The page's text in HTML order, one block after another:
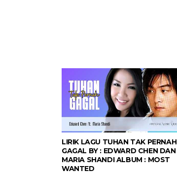
LIRIK LAGU TUHAN TAK PERNAH
GAGAL BY : EDWARD CHEN DAN
MARIA SHANDI ALBUM : MOST
WANTED